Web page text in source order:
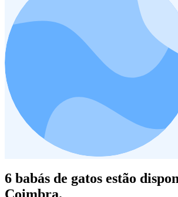
6 babás de gatos estão
Coimbra.